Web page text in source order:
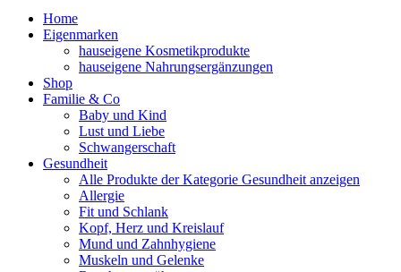
Home
Eigenmarken
hauseigene Kosmetikprodukte
hauseigene Nahrungsergänzungen
Shop
Familie & Co
Baby und Kind
Lust und Liebe
Schwangerschaft
Gesundheit
Alle Produkte der Kategorie Gesundheit anzeigen
Allergie
Fit und Schlank
Kopf, Herz und Kreislauf
Mund und Zahnhygiene
Muskeln und Gelenke